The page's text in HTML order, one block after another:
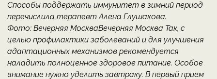
Способы поддержать иммунитет в зимний период
перечислила терапевт Алена Глушакова.
Фото: Вечерняя МоскваВечерняя Москва Так, с
целью профилактики заболеваний и для улучшения
адаптационных механизмов рекомендуется
наладить полноценное здоровое питание. Особое
внимание нужно уделить завтраку. В первый прием